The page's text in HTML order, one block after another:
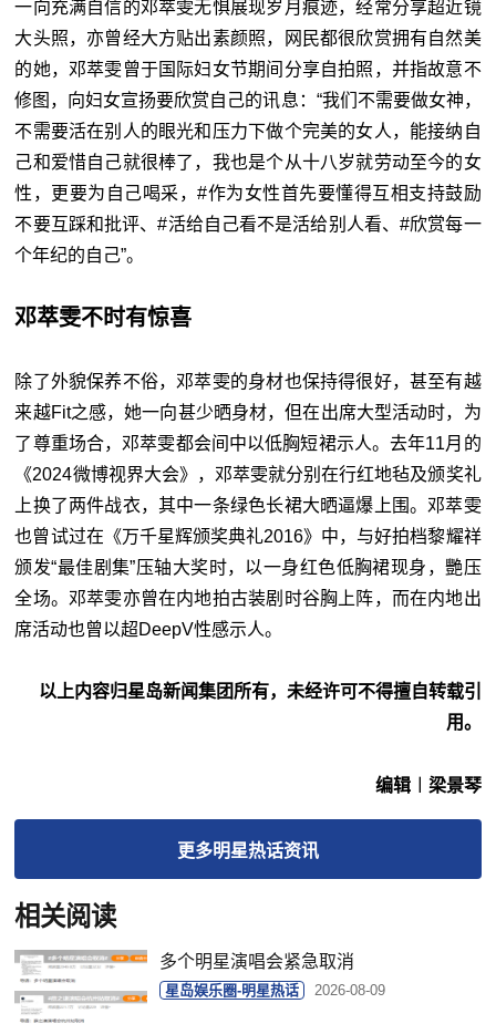
一向充满自信的邓萃雯无惧展现岁月痕迹，经常分享超近镜
大头照，亦曾经大方贴出素颜照，网民都很欣赏拥有自然美
的她，邓萃雯曾于国际妇女节期间分享自拍照，并指故意不
修图，向妇女宣扬要欣赏自己的讯息：“我们不需要做女神，
不需要活在别人的眼光和压力下做个完美的女人，能接纳自
己和爱惜自己就很棒了，我也是个从十八岁就劳动至今的女
性，更要为自己喝采，#作为女性首先要懂得互相支持鼓励
不要互踩和批评、#活给自己看不是活给别人看、#欣赏每一
个年纪的自己”。
邓萃雯不时有惊喜
除了外貌保养不俗，邓萃雯的身材也保持得很好，甚至有越
来越Fit之感，她一向甚少晒身材，但在出席大型活动时，为
了尊重场合，邓萃雯都会间中以低胸短裙示人。去年11月的
《2024微博视界大会》，邓萃雯就分别在行红地毡及颁奖礼
上换了两件战衣，其中一条绿色长裙大晒逼爆上围。邓萃雯
也曾试过在《万千星辉颁奖典礼2016》中，与好拍档黎耀祥
颁发“最佳剧集”压轴大奖时，以一身红色低胸裙现身，艷压
全场。邓萃雯亦曾在内地拍古装剧时谷胸上阵，而在内地出
席活动也曾以超DeepV性感示人。
以上内容归星岛新闻集团所有，未经许可不得擅自转载引
用。
编辑︱梁景琴
更多明星热话资讯
相关阅读
多个明星演唱会紧急取消
星岛娱乐圈-明星热话 2026-08-09